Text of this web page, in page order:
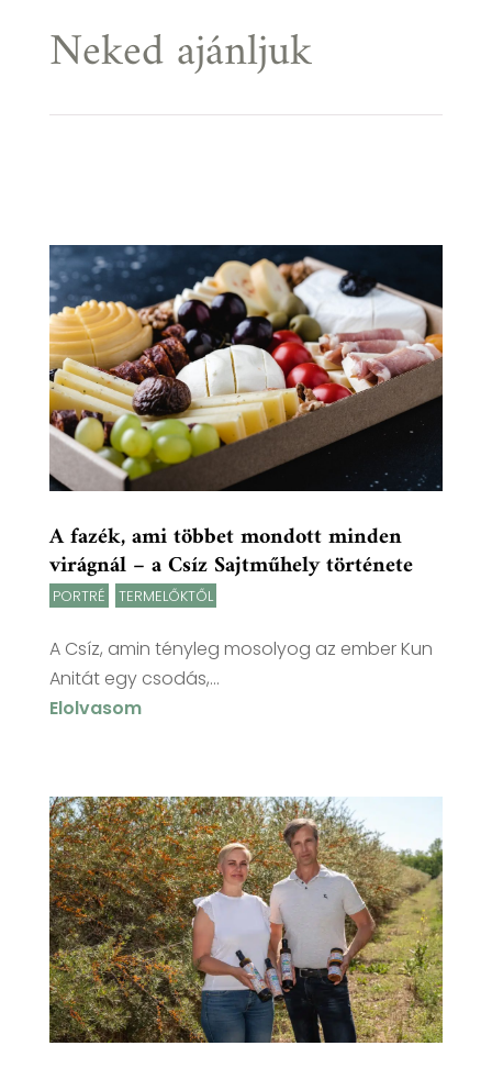
Neked ajánljuk
A fazék, ami többet mondott minden
virágnál – a Csíz Sajtműhely története
PORTRÉ TERMELŐKTŐL
A Csíz, amin tényleg mosolyog az ember Kun
Anitát egy csodás,...
Elolvasom